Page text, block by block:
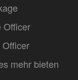
Officer
mehr bieten